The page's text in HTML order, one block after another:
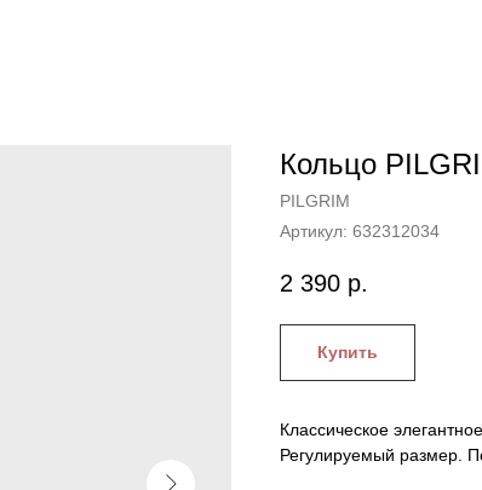
Кольцо
PILGRIM
Артикул: 632312034
2 390 р.
Купить
Классическое
Регулируемый размер.